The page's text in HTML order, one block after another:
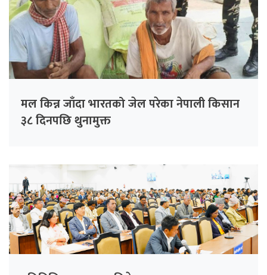
मल किन्न जाँदा भारतको जेल परेका नेपाली किसान
३८ दिनपछि थुनामुक्त